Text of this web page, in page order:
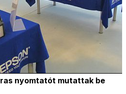
nyomtatót mutattak be